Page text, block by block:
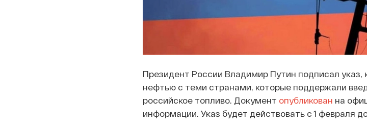
Президент России Владимир Путин подписал указ,
нефтью с теми странами, которые поддержали
российское топливо. Документ опубликован на
информации. Указ будет действовать с 1 февраля